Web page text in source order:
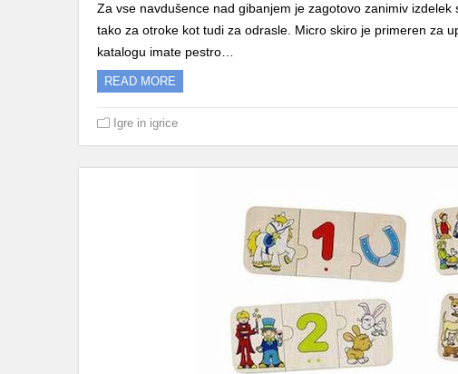
Za vse navdušence nad gibanjem je zagotovo zanimiv
tako za otroke kot tudi za odrasle. Micro skiro je primeren za
katalogu imate pestro…
READ MORE
Igre in igrice